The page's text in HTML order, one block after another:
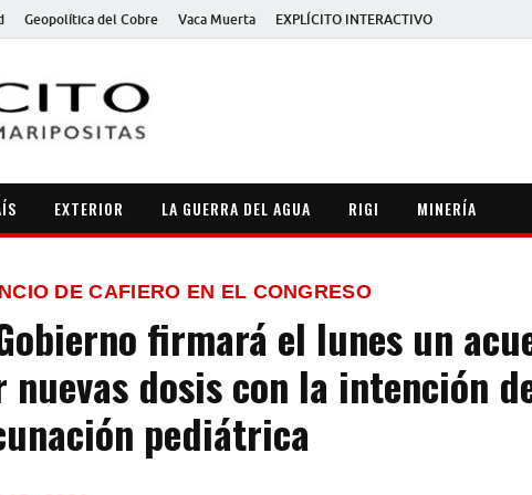
Geopolítica del Cobre Vaca Muerta EXPLÍCITO INTERACTIVO
EXTERIOR LA GUERRA DEL AGUA RIGI MINERÍA
DE CAFIERO EN EL CONGRESO
firmará el lunes un
nuevas dosis con la intención
pediátrica